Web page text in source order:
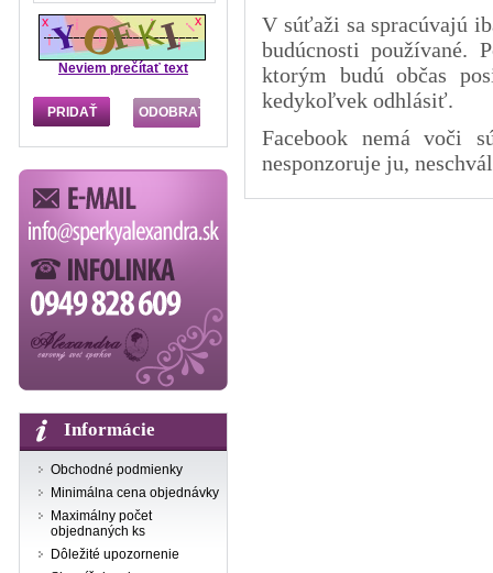
Neviem prečítať text
Informácie
Obchodné podmienky
Minimálna cena objednávky
Maximálny počet
objednaných ks
Dôležité upozornenie
V súťaži sa spracúvajú
budúcnosti používané.
ktorým budú občas
kedykoľvek odhlásiť.
Facebook nemá voči
nesponzoruje ju,